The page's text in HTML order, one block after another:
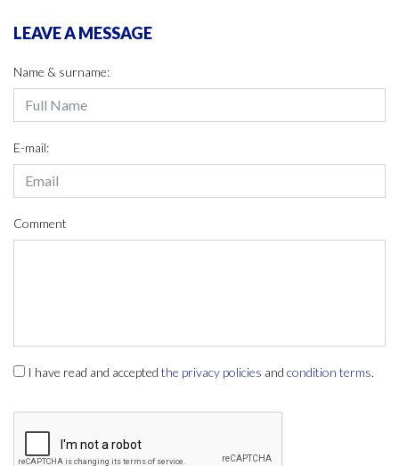
LEAVE A MESSAGE
Name & surname:
E-mail:
Comment
I have read and accepted the privacy policies and condition terms.